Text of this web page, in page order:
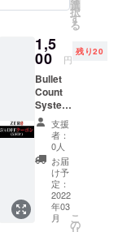
を胸にこの
良い製品を
作って参り
ますので、
応援して頂
けたら幸い
です！
いただく可能性
がございます。
選
択
す
る
1,5
00 円
残り20
Bullet
Count
System
の
5％OFF
クーポ
ン(5回
後、
BulletC
ountSy
stemの
支援
者：
0人
お届
け予
定：
2022
年03
月
こ
の